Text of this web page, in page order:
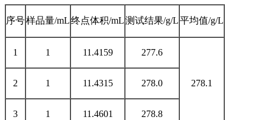
序号样品量/mL终点体积/mL测试结果/g/L平均值/g/L
1 1 11.4159 277.6
278.1
2 1 11.4315 278.0
3 1 11.4601 278.8